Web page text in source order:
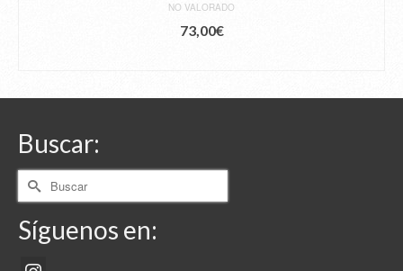
NO VALORADO
73,00€
Buscar:
Buscar
por:
Síguenos en: